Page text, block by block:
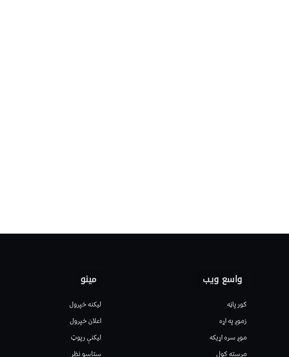
واسع ویب
کور پاڼه
زموږ په اړه
موږ سره اړیکه
مرسته کول
مینو
لیکنه خپرول
اعلان خپرول
لیکنې رپوټ
ستاسو نظر